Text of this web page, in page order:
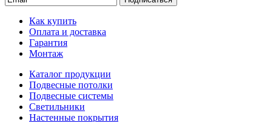
Как купить
Оплата и доставка
Гарантия
Монтаж
Каталог продукции
Подвесные потолки
Подвесные системы
Светильники
Настенные покрытия